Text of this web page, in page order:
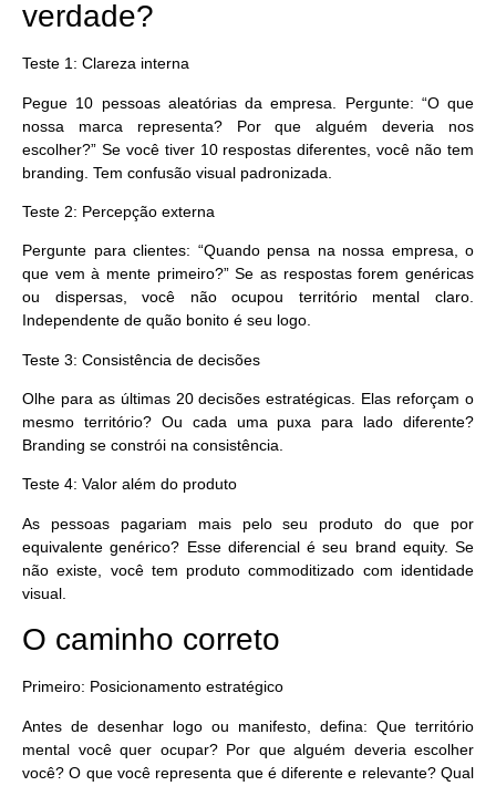
verdade?
Teste 1: Clareza interna
Pegue 10 pessoas aleatórias da empresa. Pergunte: “O que
nossa marca representa? Por que alguém deveria nos
escolher?” Se você tiver 10 respostas diferentes, você não tem
branding. Tem confusão visual padronizada.
Teste 2: Percepção externa
Pergunte para clientes: “Quando pensa na nossa empresa, o
que vem à mente primeiro?” Se as respostas forem genéricas
ou dispersas, você não ocupou território mental claro.
Independente de quão bonito é seu logo.
Teste 3: Consistência de decisões
Olhe para as últimas 20 decisões estratégicas. Elas reforçam o
mesmo território? Ou cada uma puxa para lado diferente?
Branding se constrói na consistência.
Teste 4: Valor além do produto
As pessoas pagariam mais pelo seu produto do que por
equivalente genérico? Esse diferencial é seu brand equity. Se
não existe, você tem produto commoditizado com identidade
visual.
O caminho correto
Primeiro: Posicionamento estratégico
Antes de desenhar logo ou manifesto, defina: Que território
mental você quer ocupar? Por que alguém deveria escolher
você? O que você representa que é diferente e relevante? Qual